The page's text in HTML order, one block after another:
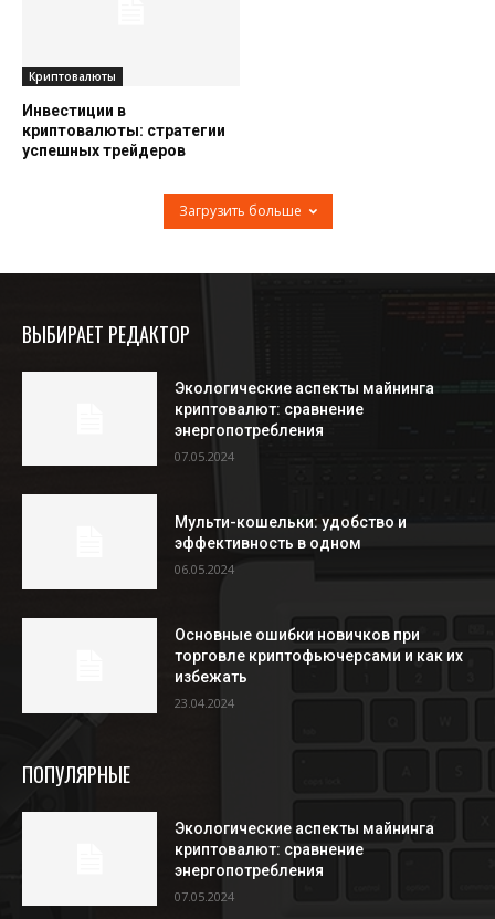
Криптовалюты
Инвестиции в
криптовалюты: стратегии
успешных трейдеров
Загрузить больше
ВЫБИРАЕТ РЕДАКТОР
Экологические аспекты майнинга
криптовалют: сравнение
энергопотребления
07.05.2024
Мульти-кошельки: удобство и
эффективность в одном
06.05.2024
Основные ошибки новичков при
торговле криптофьючерсами и как их
избежать
23.04.2024
ПОПУЛЯРНЫЕ
Экологические аспекты майнинга
криптовалют: сравнение
энергопотребления
07.05.2024